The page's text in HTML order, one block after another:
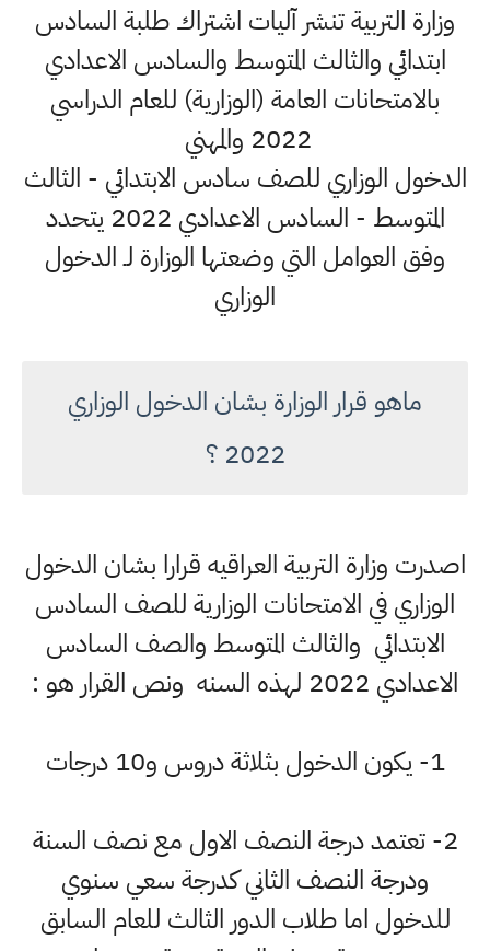
وزارة التربية تنشر آليات اشتراك طلبة السادس
ابتدائي والثالث المتوسط والسادس الاعدادي
بالامتحانات العامة (الوزارية) للعام الدراسي
2022 والمهني
الدخول الوزاري للصف سادس الابتدائي - الثالث
المتوسط - السادس الاعدادي 2022 يتحدد
وفق العوامل التي وضعتها الوزارة لـ الدخول
الوزاري
ماهو قرار الوزارة بشان الدخول الوزاري
2022 ؟
اصدرت وزارة التربية العراقيه قرارا بشان الدخول
الوزاري في الامتحانات الوزارية للصف السادس
الابتدائي والثالث المتوسط والصف السادس
الاعدادي 2022 لهذه السنه ونص القرار هو :
1- يكون الدخول بثلاثة دروس و10 درجات
2- تعتمد درجة النصف الاول مع نصف السنة
ودرجة النصف الثاني كدرجة سعي سنوي
للدخول اما طلاب الدور الثالث للعام السابق